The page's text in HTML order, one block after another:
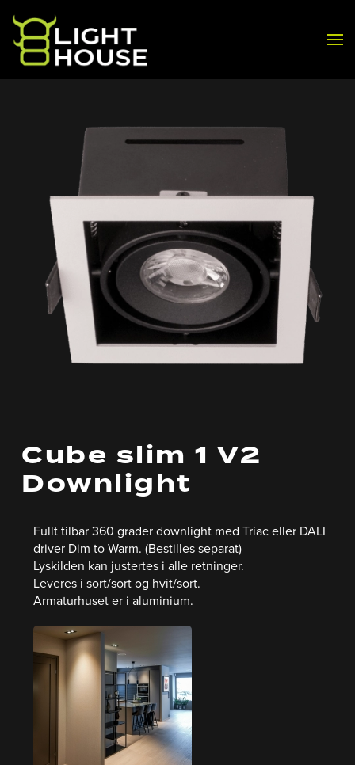
Skip to main content
Cube slim 1 V2
Downlight
Fullt tilbar 360 grader downlight med Triac eller DALI
driver Dim to Warm. (Bestilles separat)
Lyskilden kan justertes i alle retninger.
Leveres i sort/sort og hvit/sort.
Armaturhuset er i aluminium.